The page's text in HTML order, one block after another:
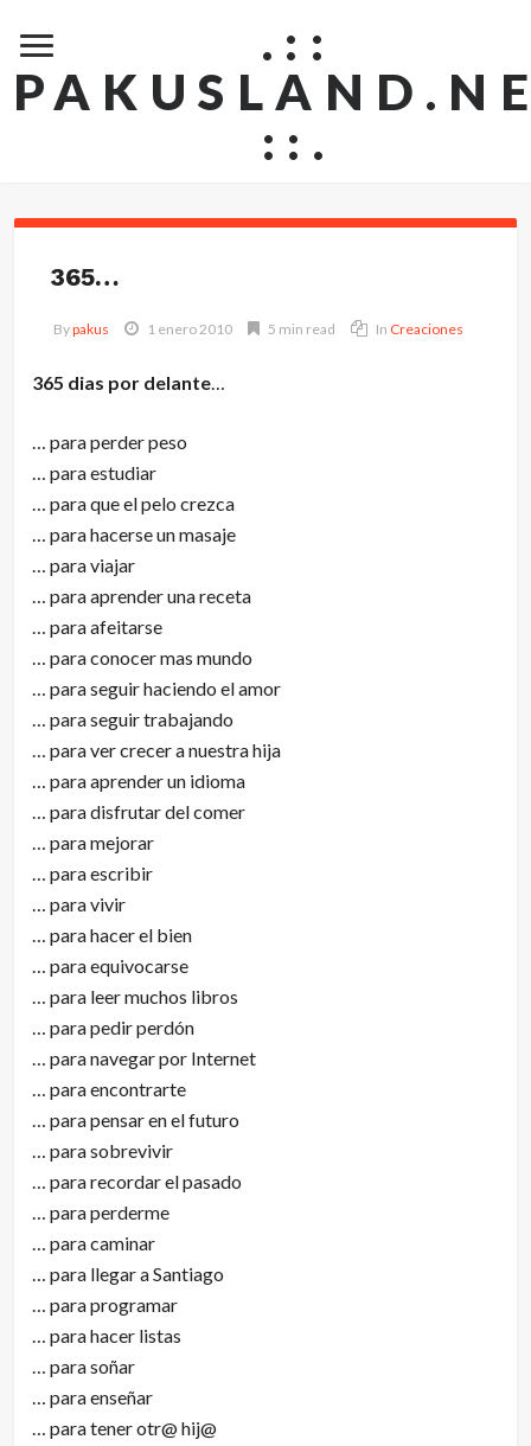
.::
::.
365…
Bypakus 1 enero 2010 5 min read In Creaciones
365 dias por delante…
… para perder peso
… para estudiar
… para que el pelo crezca
… para hacerse un masaje
… para viajar
… para aprender una receta
… para afeitarse
… para conocer mas mundo
… para seguir haciendo el amor
… para seguir trabajando
… para ver crecer a nuestra hija
… para aprender un idioma
… para disfrutar del comer
… para mejorar
… para escribir
… para vivir
… para hacer el bien
… para equivocarse
… para leer muchos libros
… para pedir perdón
… para navegar por Internet
… para encontrarte
… para pensar en el futuro
… para sobrevivir
… para recordar el pasado
… para perderme
… para caminar
… para llegar a Santiago
… para programar
… para hacer listas
… para soñar
… para enseñar
… para tener otr@ hij@